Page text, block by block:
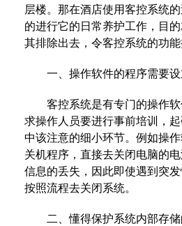
层楼。那在酒店使用客控系统
的进行它的日常养护工作，目
其排除出去，令客控系统的功能
一、操作软件的程序需要设
客控系统是有专门的操作软
求操作人员要进行事前培训，
中该注意的细小环节。例如操
关机程序，直接去关闭电脑的
信息的丢失，因此即使遇到突
按照流程去关闭系统。
二、懂得保护系统内部存储